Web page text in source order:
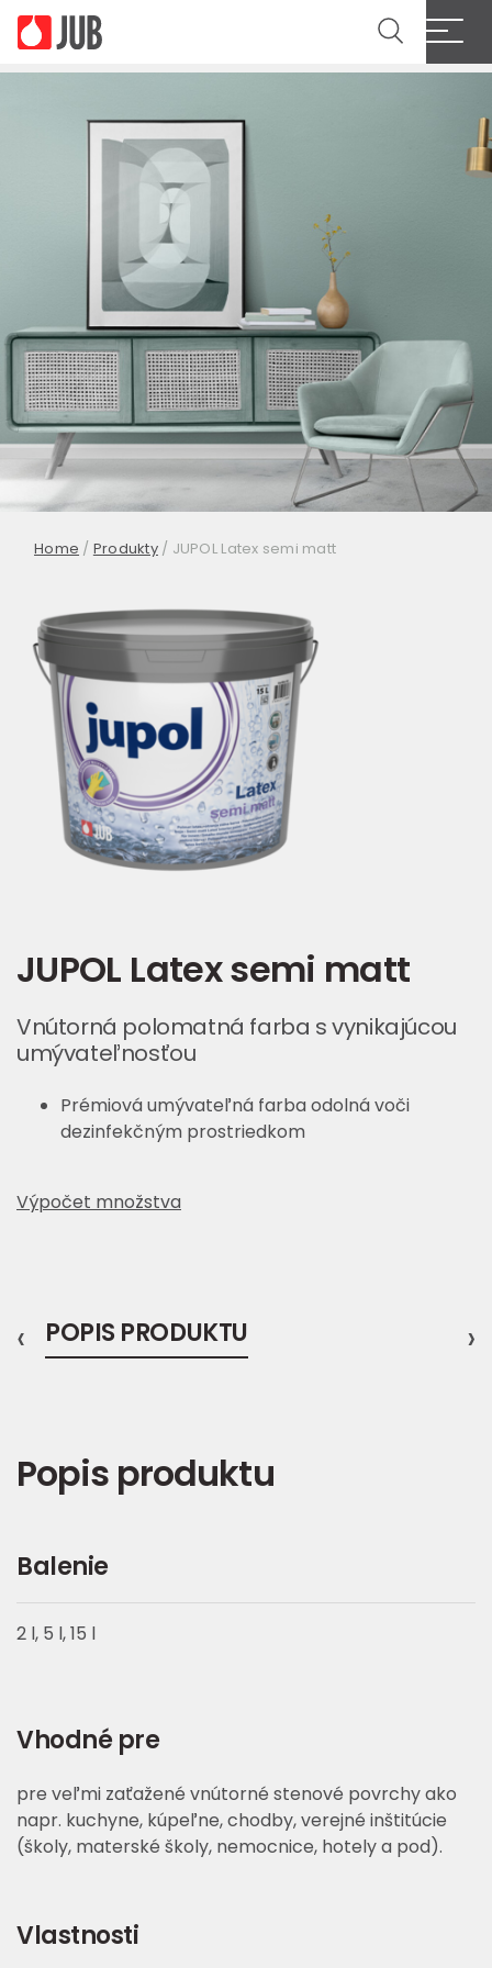
Home / Produkty/ JUPOL Latex semi matt
JUPOL Latex semi matt
Vnútorná polomatná farba s vynikajúcou
umývateľnosťou
Prémiová umývateľná farba odolná voči
dezinfekčným prostriedkom
Výpočet množstva
POPIS PRODUKTU
‹ ›
Popis produktu
Balenie
2 l, 5 l, 15 l
Vhodné pre
pre veľmi zaťažené vnútorné stenové povrchy ako
napr. kuchyne, kúpeľne, chodby, verejné inštitúcie
(školy, materské školy, nemocnice, hotely a pod).
Vlastnosti